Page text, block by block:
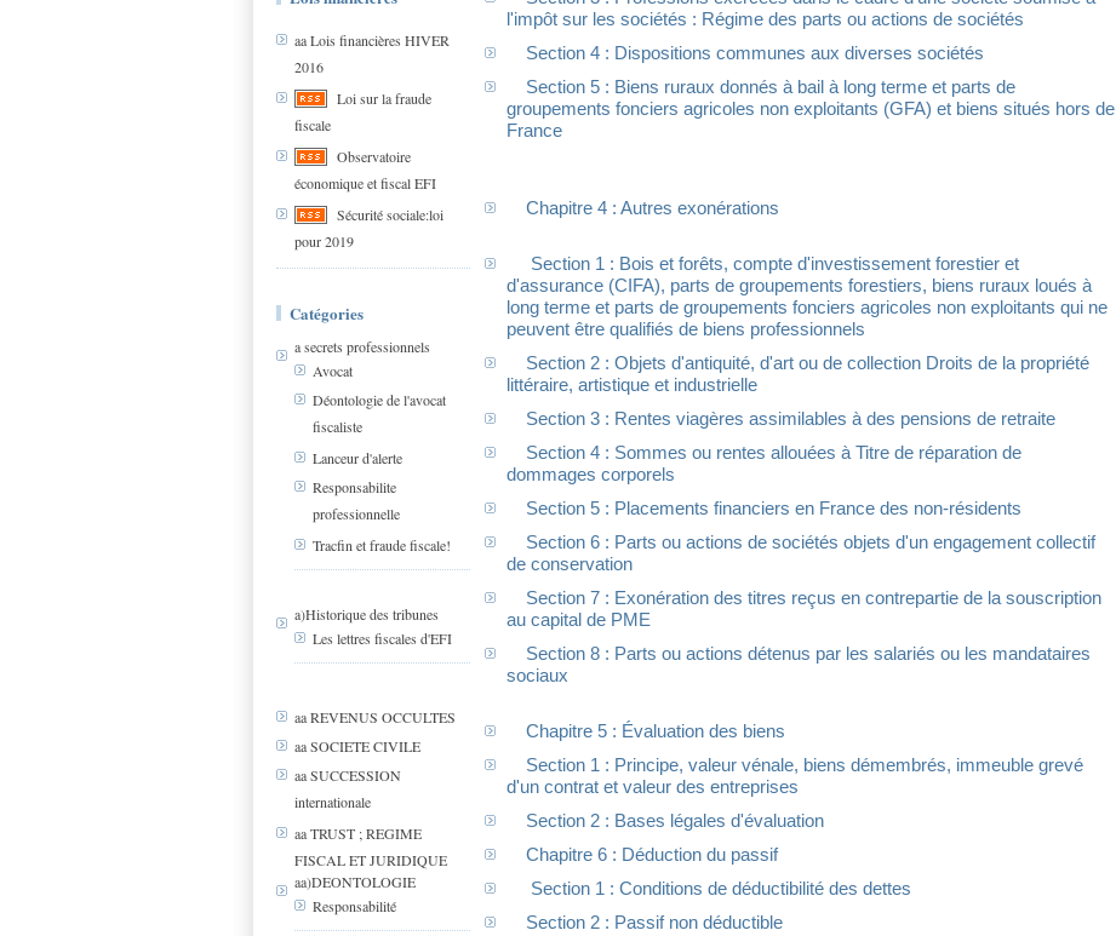
aa Lois financières HIVER
2016
Loi sur la fraude
fiscale
Observatoire
économique et fiscal EFI
Sécurité sociale:loi
pour 2019
Catégories
a secrets professionnels
Avocat
Déontologie de l'avocat
fiscaliste
Lanceur d'alerte
Responsabilite
professionnelle
Tracfin et fraude fiscale!
a)Historique des tribunes
Les lettres fiscales d'EFI
aa REVENUS OCCULTES
aa SOCIETE CIVILE
aa SUCCESSION
internationale
aa TRUST ; REGIME
FISCAL ET JURIDIQUE
aa)DEONTOLOGIE
Responsabilité
l'impôt sur les sociétés : Régime des parts ou actions de sociétés
Section 4 : Dispositions communes aux diverses sociétés
Section 5 : Biens ruraux donnés à bail à long terme et parts de
groupements fonciers agricoles non exploitants (GFA) et biens situés hors de
France
Chapitre 4 : Autres exonérations
Section 1 : Bois et forêts, compte d'investissement forestier et
d'assurance (CIFA), parts de groupements forestiers, biens ruraux loués à
long terme et parts de groupements fonciers agricoles non exploitants qui ne
peuvent être qualifiés de biens professionnels
Section 2 : Objets d'antiquité, d'art ou de collection Droits de la propriété
littéraire, artistique et industrielle
Section 3 : Rentes viagères assimilables à des pensions de retraite
Section 4 : Sommes ou rentes allouées à Titre de réparation de
dommages corporels
Section 5 : Placements financiers en France des non-résidents
Section 6 : Parts ou actions de sociétés objets d'un engagement collectif
de conservation
Section 7 : Exonération des titres reçus en contrepartie de la souscription
au capital de PME
Section 8 : Parts ou actions détenus par les salariés ou les mandataires
sociaux
Chapitre 5 : Évaluation des biens
Section 1 : Principe, valeur vénale, biens démembrés, immeuble grevé
d'un contrat et valeur des entreprises
Section 2 : Bases légales d'évaluation
Chapitre 6 : Déduction du passif
Section 1 : Conditions de déductibilité des dettes
Section 2 : Passif non déductible